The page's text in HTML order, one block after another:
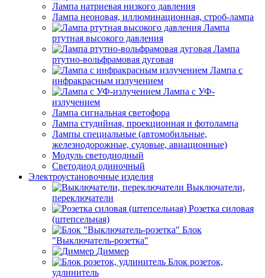
Лампа натриевая низкого давления
Лампа неоновая, иллюминационная, строб-лампа
Лампа
ртутная высокого давления
Лампа
ртутно-вольфрамовая дуговая
Лампа с
инфракрасным излучением
Лампа с УФ-
излучением
Лампа сигнальная светофора
Лампа студийная, проекционная и фотолампа
Лампы специальные (автомобильные,
железнодорожные, судовые, авиационные)
Модуль светодиодный
Светодиод одиночный
Электроустановочные изделия
Выключатели,
переключатели
Розетка силовая
(штепсельная)
Блок
"Выключатель-розетка"
Диммер
Блок розеток,
удлинитель